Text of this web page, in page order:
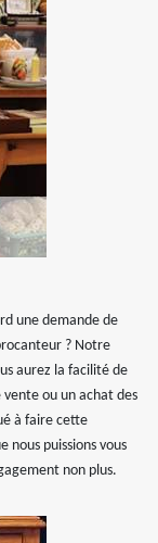
une demande de
? Notre
aurez la facilité de
ou un achat des
à faire cette
nous puissions vous
non plus.